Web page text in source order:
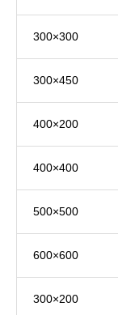
300×300
300×450
400×200
400×400
500×500
600×600
300×200